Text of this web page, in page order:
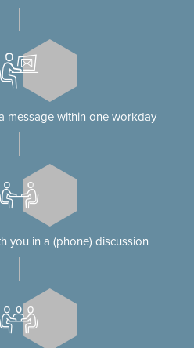
message within one workday
you in a (phone) discussion